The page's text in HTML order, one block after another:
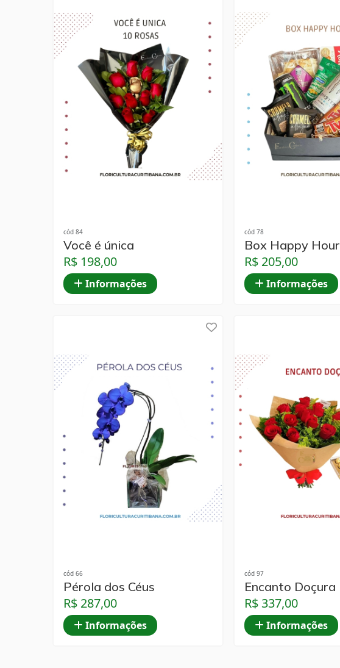
cód 84
Você é única
R$ 198,00
Informações
cód 78
Box Happy Hour
R$ 205,00
Informações
cód 66
Pérola dos Céus
R$ 287,00
Informações
cód 97
Encanto Doçura
R$ 337,00
Informações